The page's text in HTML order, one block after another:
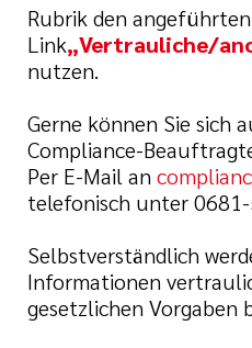
Rubrik den angeführten
Link„Vertrauliche/
nutzen.
Gerne können Sie sich
Compliance-
Per E-Mail an
telefonisch unter
Selbstverständlich
Informationen
gesetzlichen Vorgaben